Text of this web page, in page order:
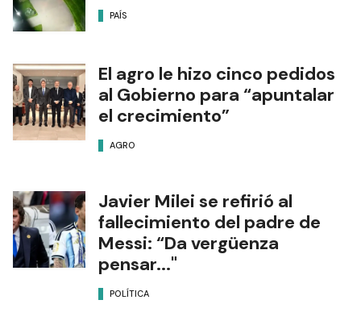
PAÍS
El agro le hizo cinco pedidos
al Gobierno para “apuntalar
el crecimiento”
AGRO
Javier Milei se refirió al
fallecimiento del padre de
Messi: “Da vergüenza
pensar..."
POLÍTICA